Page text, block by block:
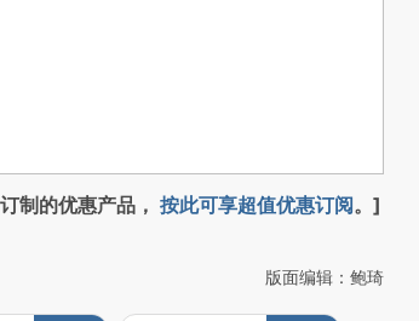
制的优惠产品， 按此可享超值优惠订阅。]
版面编辑：鲍琦